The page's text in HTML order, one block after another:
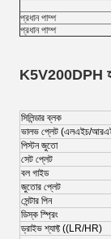
প্রধান পাম্প
প্রধান পাম্প
K5V200DPH
সিলিন্ডার ব্লক
ভালভ প্লেট (এলএইচ/
পিস্টন জুতো
সেট প্লেট
বল গাইড
জুতোর প্লেট
সেন্টার পিন
ডিস্ক স্প্রিং
ড্রাইভ শ্যাফ্ট ((LR/HR)